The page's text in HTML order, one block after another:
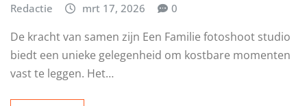
Redactie mrt 17, 2026 0
De kracht van samen zijn Een Familie fotoshoot studio
biedt een unieke gelegenheid om kostbare momenten
vast te leggen. Het…